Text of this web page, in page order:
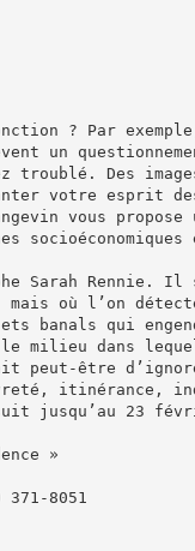
? Par
un
troublé. Des
votre esprit
vous
Sarah Rennie. Il
où l’on
banals qui
le milieu dans
peut-être
itinérance,
jusqu’au 23
»
8051